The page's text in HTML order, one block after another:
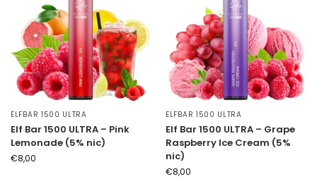
ELFBAR 1500 ULTRA
Elf Bar 1500 ULTRA – Pink
Lemonade (5% nic)
€8,00
ELFBAR 1500 ULTRA
Elf Bar 1500 ULTRA – Grape
Raspberry Ice Cream (5%
nic)
€8,00